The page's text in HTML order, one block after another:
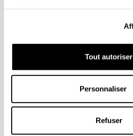
services.
Tout autoriser
Personnaliser
Refuser
erabilera: Euskara, elebitasuna
2007-2010
Organisme de
Jaurlaritza / Gobierno Vasco
La lengua oral: Adquisición y
bilingües y multilingües